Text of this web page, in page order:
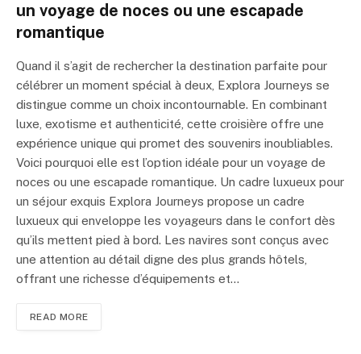
un voyage de noces ou une escapade
romantique
Quand il s’agit de rechercher la destination parfaite pour
célébrer un moment spécial à deux, Explora Journeys se
distingue comme un choix incontournable. En combinant
luxe, exotisme et authenticité, cette croisière offre une
expérience unique qui promet des souvenirs inoubliables.
Voici pourquoi elle est l’option idéale pour un voyage de
noces ou une escapade romantique. Un cadre luxueux pour
un séjour exquis Explora Journeys propose un cadre
luxueux qui enveloppe les voyageurs dans le confort dès
qu’ils mettent pied à bord. Les navires sont conçus avec
une attention au détail digne des plus grands hôtels,
offrant une richesse d’équipements et…
READ MORE